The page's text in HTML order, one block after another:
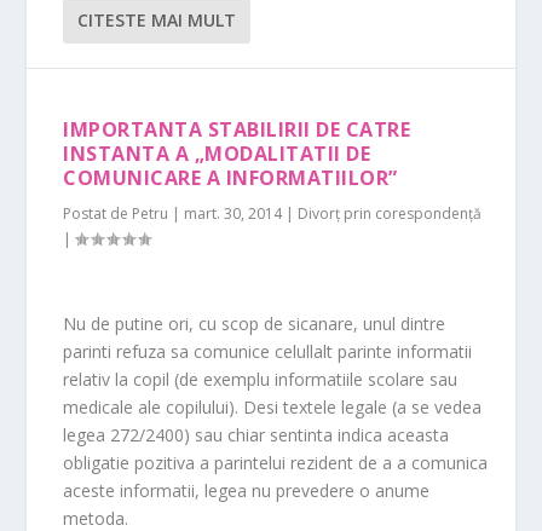
CITESTE MAI MULT
IMPORTANTA STABILIRII DE CATRE
INSTANTA A „MODALITATII DE
COMUNICARE A INFORMATIILOR”
Postat de Petru | mart. 30, 2014| Divorț prin corespondență
|
Nu de putine ori, cu scop de sicanare, unul dintre
parinti refuza sa comunice celullalt parinte informatii
relativ la copil (de exemplu informatiile scolare sau
medicale ale copilului). Desi textele legale (a se vedea
legea 272/2400) sau chiar sentinta indica aceasta
obligatie pozitiva a parintelui rezident de a a comunica
aceste informatii, legea nu prevedere o anume
metoda.